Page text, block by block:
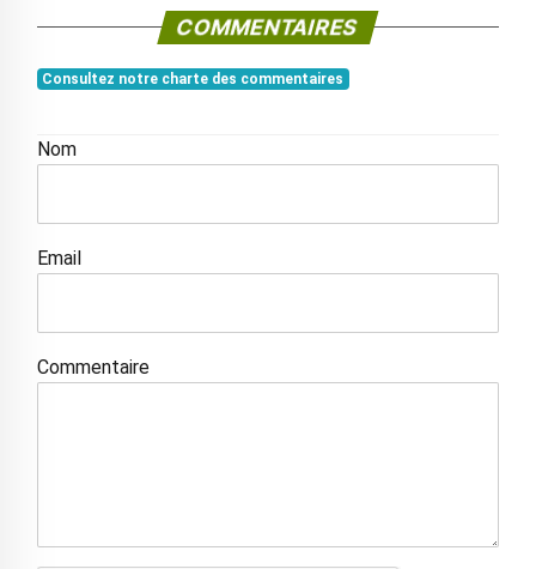
COMMENTAIRES
Consultez notre charte des commentaires
Nom
Email
Commentaire